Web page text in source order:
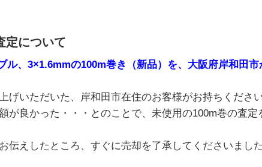
定について
ル、3×1.6mmの100m巻き（新品）を、大阪府岸和田
げいただいた、岸和田市在住のお客様がお持ちください
が良かった・・・とのことで、未使用の100m巻の査定
伝えしたところ、すぐに売却を了承してくださいました